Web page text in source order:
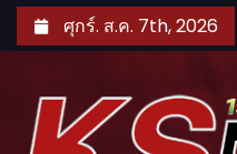
k
ศุกร์. ส.ค. 7th, 2026